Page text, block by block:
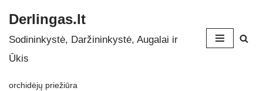
Skip
to
Derlingas.lt
Sodininkystė, Daržininkystė, Augalai ir
Ūkis
orchidėjų priežiūra